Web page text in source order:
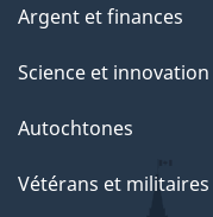
Argent et finances
Science et innovation
Autochtones
Vétérans et militaires